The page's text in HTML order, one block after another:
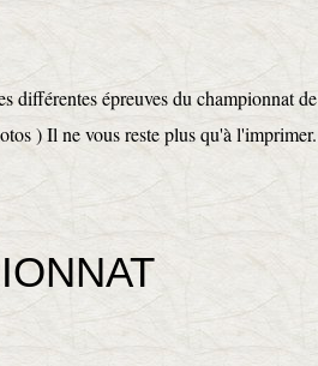
différentes épreuves du championnat de
) Il ne vous reste plus qu'à l'imprimer.